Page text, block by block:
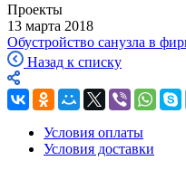
Проекты
13 марта 2018
Обустройство санузла в
Назад к списку
Условия оплаты
Условия доставки